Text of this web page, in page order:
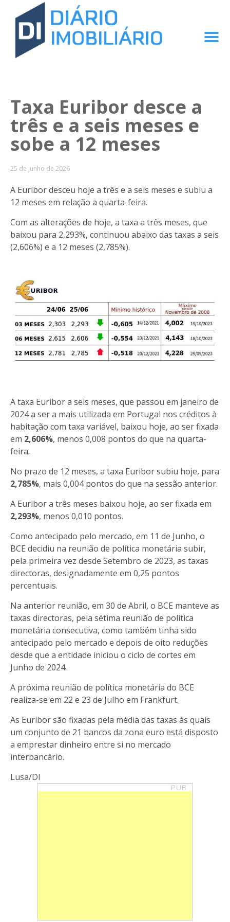
Taxa Euribor desce a
três e a seis meses e
sobe a 12 meses
25 de junho de 2026
A Euribor desceu hoje a três e a seis meses e subiu a
12 meses em relação a quarta-feira.
Com as alterações de hoje, a taxa a três meses, que
baixou para 2,293%, continuou abaixo das taxas a seis
(2,606%) e a 12 meses (2,785%).
A taxa Euribor a seis meses, que passou em janeiro de
2024 a ser a mais utilizada em Portugal nos créditos à
habitação com taxa variável, baixou hoje, ao ser fixada
em 2,606%, menos 0,008 pontos do que na quarta-
feira.
No prazo de 12 meses, a taxa Euribor subiu hoje, para
2,785%, mais 0,004 pontos do que na sessão anterior.
A Euribor a três meses baixou hoje, ao ser fixada em
2,293%, menos 0,010 pontos.
Como antecipado pelo mercado, em 11 de Junho, o
BCE decidiu na reunião de política monetária subir,
pela primeira vez desde Setembro de 2023, as taxas
directoras, designadamente em 0,25 pontos
percentuais.
Na anterior reunião, em 30 de Abril, o BCE manteve as
taxas directoras, pela sétima reunião de política
monetária consecutiva, como também tinha sido
antecipado pelo mercado e depois de oito reduções
desde que a entidade iniciou o ciclo de cortes em
Junho de 2024.
A próxima reunião de política monetária do BCE
realiza-se em 22 e 23 de Julho em Frankfurt.
As Euribor são fixadas pela média das taxas às quais
um conjunto de 21 bancos da zona euro está disposto
a emprestar dinheiro entre si no mercado
interbancário.
Lusa/DI
PUB